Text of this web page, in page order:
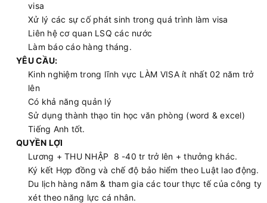
visa
Xử lý các sự cố phát sinh trong quá trình làm visa
Liên hệ cơ quan LSQ các nước
Làm báo cáo hàng tháng.
YÊU CẦU:
Kinh nghiệm trong lĩnh vực LÀM VISA ít nhất 02 năm trở
lên
Có khả năng quản lý
Sử dụng thành thạo tin học văn phòng (word & excel)
Tiếng Anh tốt.
QUYỀN LỢI
Lương + THU NHẬP 8 -40 tr trở lên + thưởng khác.
Ký kết Hợp đồng và chế độ bảo hiểm theo Luật lao động.
Du lịch hàng năm & tham gia các tour thực tế của công ty
xét theo năng lực cá nhân.